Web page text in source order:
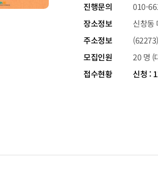
진행문의
010-
장소정보
신창동
주소정보
모집인원
20 명 (
접수현황
신청 :